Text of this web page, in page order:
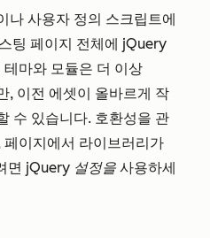
나 사용자 정의 스크립트에
팅 페이지 전체에 jQuery
마와 모듈은 더 이상
, 이전 에셋이 올바르게 작
수 있습니다. 호환성을 관
이지에서 라이브러리가
면 jQuery 설정을 사용하세